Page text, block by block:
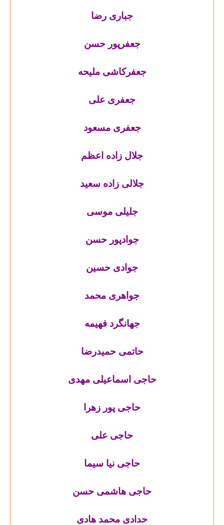
جباری رضا
جعفرپور حسن
جعفرکاشی ملیحه
جعفری علی
جعفری مسعود
جلال زاده اعظم
جلالی زاده سعید
جلیلی موسی
جوادپور حسن
جوادی حسین
جواهری محمد
جهانگرد فهیمه
حاتمی حمیدرضا
حاجی اسماعیلی مهدی
حاجی پور زهرا
حاجی علی
حاجی نیا سیما
حاجی هاشمی حسن
حدادی محمد هادی